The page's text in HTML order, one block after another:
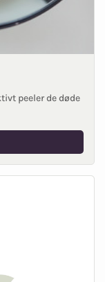
peeler de døde